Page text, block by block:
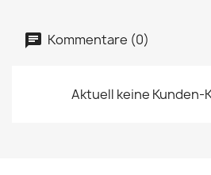
Kommentare (0)
Aktuell keine Kunden-